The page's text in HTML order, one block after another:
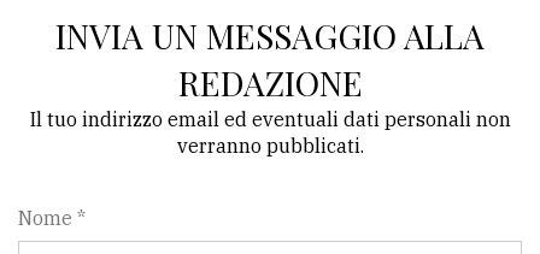
INVIA UN MESSAGGIO ALLA
REDAZIONE
Il tuo indirizzo email ed eventuali dati personali non
verranno pubblicati.
Nome *